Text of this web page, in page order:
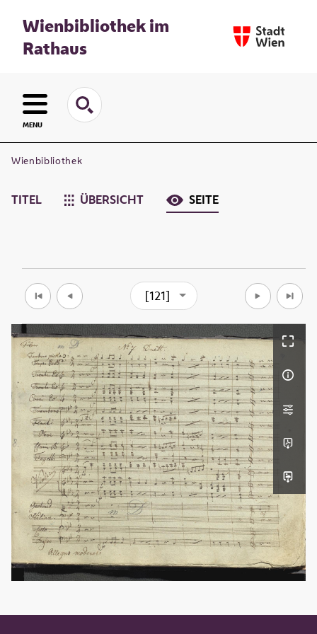
Wienbibliothek im
Rathaus
MENU
Wienbibliothek
TITEL ÜBERSICHT SEITE
[121]